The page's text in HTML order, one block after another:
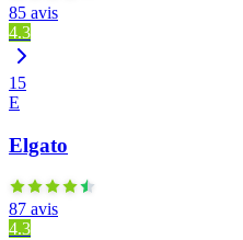
85 avis
4.3
15
E
Elgato
87 avis
4.3